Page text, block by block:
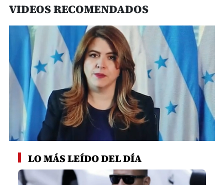
VIDEOS RECOMENDADOS
seconds
minutes,
LO MÁS LEÍDO DEL DÍA